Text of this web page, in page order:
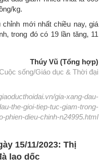
kg.
mới nhất chiều nay, giá
trong đó có 19 lần tăng, 11
Thúy Vũ (Tổng hợp)
sống/Giáo dục & Thời đại
gia-xang-dau-
the-gioi-tiep-tuc-giam-trong-
phien-dieu-chinh-n24995.html
15/11/2023: Thị
lao dốc